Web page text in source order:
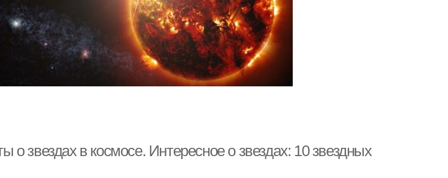
о звездах в космосе. Интересное о звездах: 10 звездных